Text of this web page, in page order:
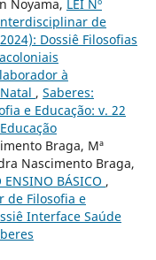
Noyama, LEI Nº
de
Dossiê Filosofias
à
, Saberes:
e Educação: v. 22
Braga, Mª
Nascimento Braga,
ENSINO BÁSICO ,
de Filosofia e
Interface Saúde